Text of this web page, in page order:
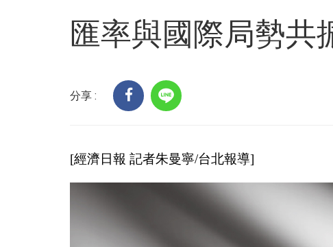
匯率與國際局勢共
分享 :
[經濟日報 記者朱曼寧/台北報導]